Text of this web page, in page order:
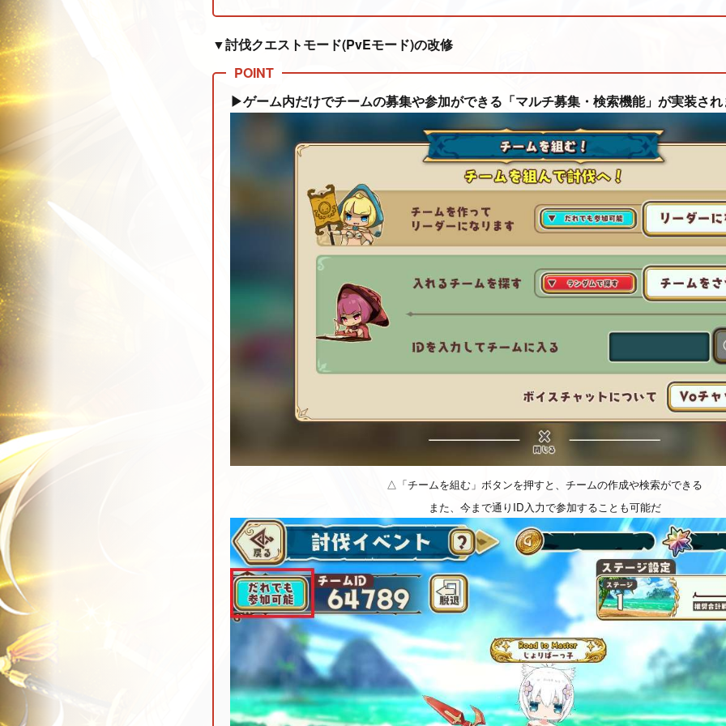
▼討伐クエストモード(PvEモード)の改修
▶ゲーム内だけでチームの募集や参加ができる「マルチ募集・検索機能」が実装さ
△「チームを組む」ボタンを押すと、チームの作成や検索ができる
また、今まで通りID入力で参加することも可能だ